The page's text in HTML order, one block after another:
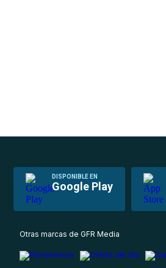
DISPONIBLE EN
Google Play
Otras marcas de GFR Media